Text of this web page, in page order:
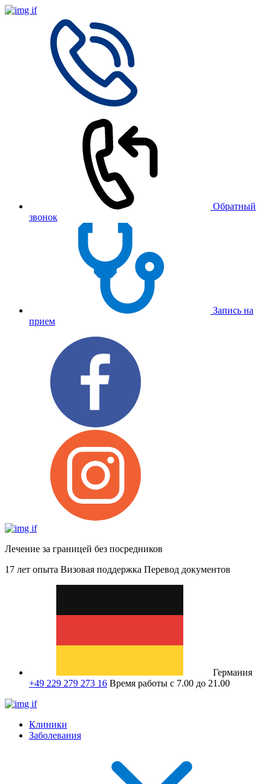
Обратный
звонок
Запись на
прием
Лечение за границей без посредников
17 лет опыта Визовая поддержка Перевод документов
Германия
+49 229 279 273 16 Время работы с 7.00 до 21.00
Клиники
Заболевания